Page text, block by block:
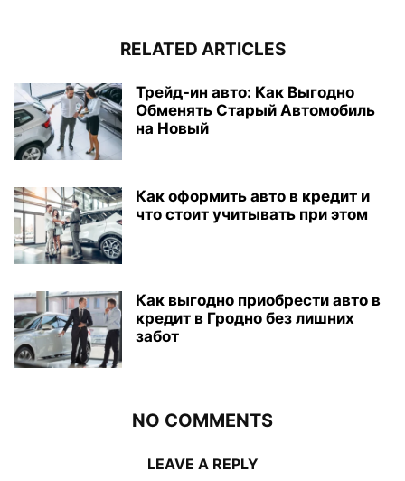
RELATED ARTICLES
Трейд-ин авто: Как Выгодно
Обменять Старый Автомобиль
на Новый
Как оформить авто в кредит и
что стоит учитывать при этом
Как выгодно приобрести авто в
кредит в Гродно без лишних
забот
NO COMMENTS
LEAVE A REPLY